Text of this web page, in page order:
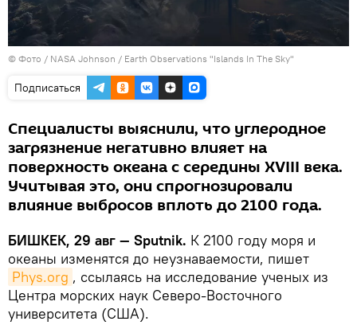
© Фото / NASA Johnson / Earth Observations "Islands In The Sky"
Подписаться
Специалисты выяснили, что углеродное
загрязнение негативно влияет на
поверхность океана с середины XVIII века.
Учитывая это, они спрогнозировали
влияние выбросов вплоть до 2100 года.
БИШКЕК, 29 авг — Sputnik. К 2100 году моря и
океаны изменятся до неузнаваемости, пишет
Phys.org , ссылаясь на исследование ученых из
Центра морских наук Северо-Восточного
университета (США).